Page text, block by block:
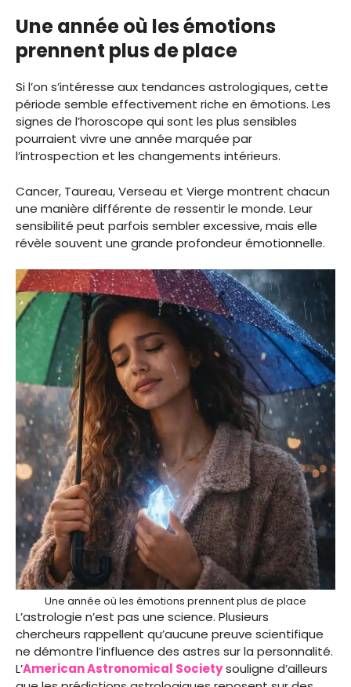
Une année où les émotions
prennent plus de place
Si l’on s’intéresse aux tendances astrologiques, cette
période semble effectivement riche en émotions. Les
signes de l’horoscope qui sont les plus sensibles
pourraient vivre une année marquée par
l’introspection et les changements intérieurs.
Cancer, Taureau, Verseau et Vierge montrent chacun
une manière différente de ressentir le monde. Leur
sensibilité peut parfois sembler excessive, mais elle
révèle souvent une grande profondeur émotionnelle.
Une année où les émotions prennent plus de place
L’astrologie n’est pas une science. Plusieurs
chercheurs rappellent qu’aucune preuve scientifique
ne démontre l’influence des astres sur la personnalité.
L’American Astronomical Societysouligne d’ailleurs